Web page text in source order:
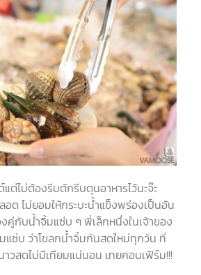
ต่ไม่ต้องรีบตักรีบตุนอาหารไว้นะจ๊ะ
อด ไม่ยอมให้กระบะน้ำแข็งพร่องเป็นอัน
กับน้ำจิ้มแซ่บ ๆ พี่เล็กหนึ่งในเจ้าของ
แซ่บ ว่าโขลกน้ำจิ้มกันสดใหม่ทุกวัน ที่
วสดไม่มีเทียมแน่นอน เทยคอนเฟิร์ม!!!